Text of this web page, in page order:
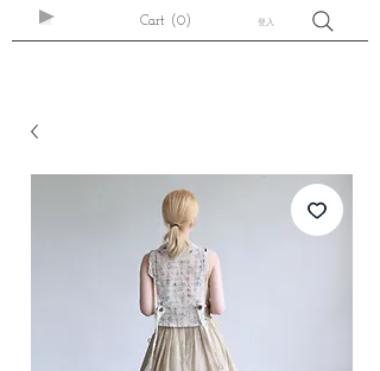
Cart (0) 登入